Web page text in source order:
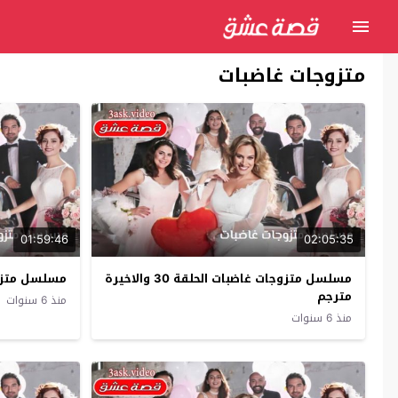
متزوجات غاضبات
02:05:35
مسلسل متزوجات غاضبات الحلقة 30 والاخيرة
مترجم
منذ 6 سنوات
01:59:46
مسلسل
منذ 6 سنوات